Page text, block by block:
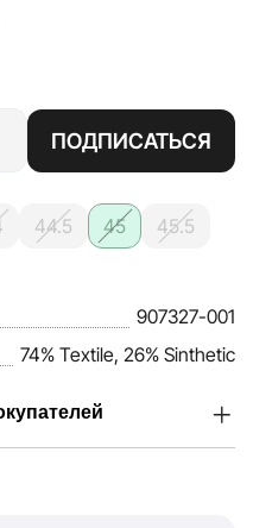
ПОДПИСАТЬСЯ
44.5 45
45.5
907327-001
74% Textile, 26% Sinthetic
мы работаем над тем,